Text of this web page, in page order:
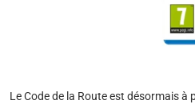
Le Code de la Route est désormais à